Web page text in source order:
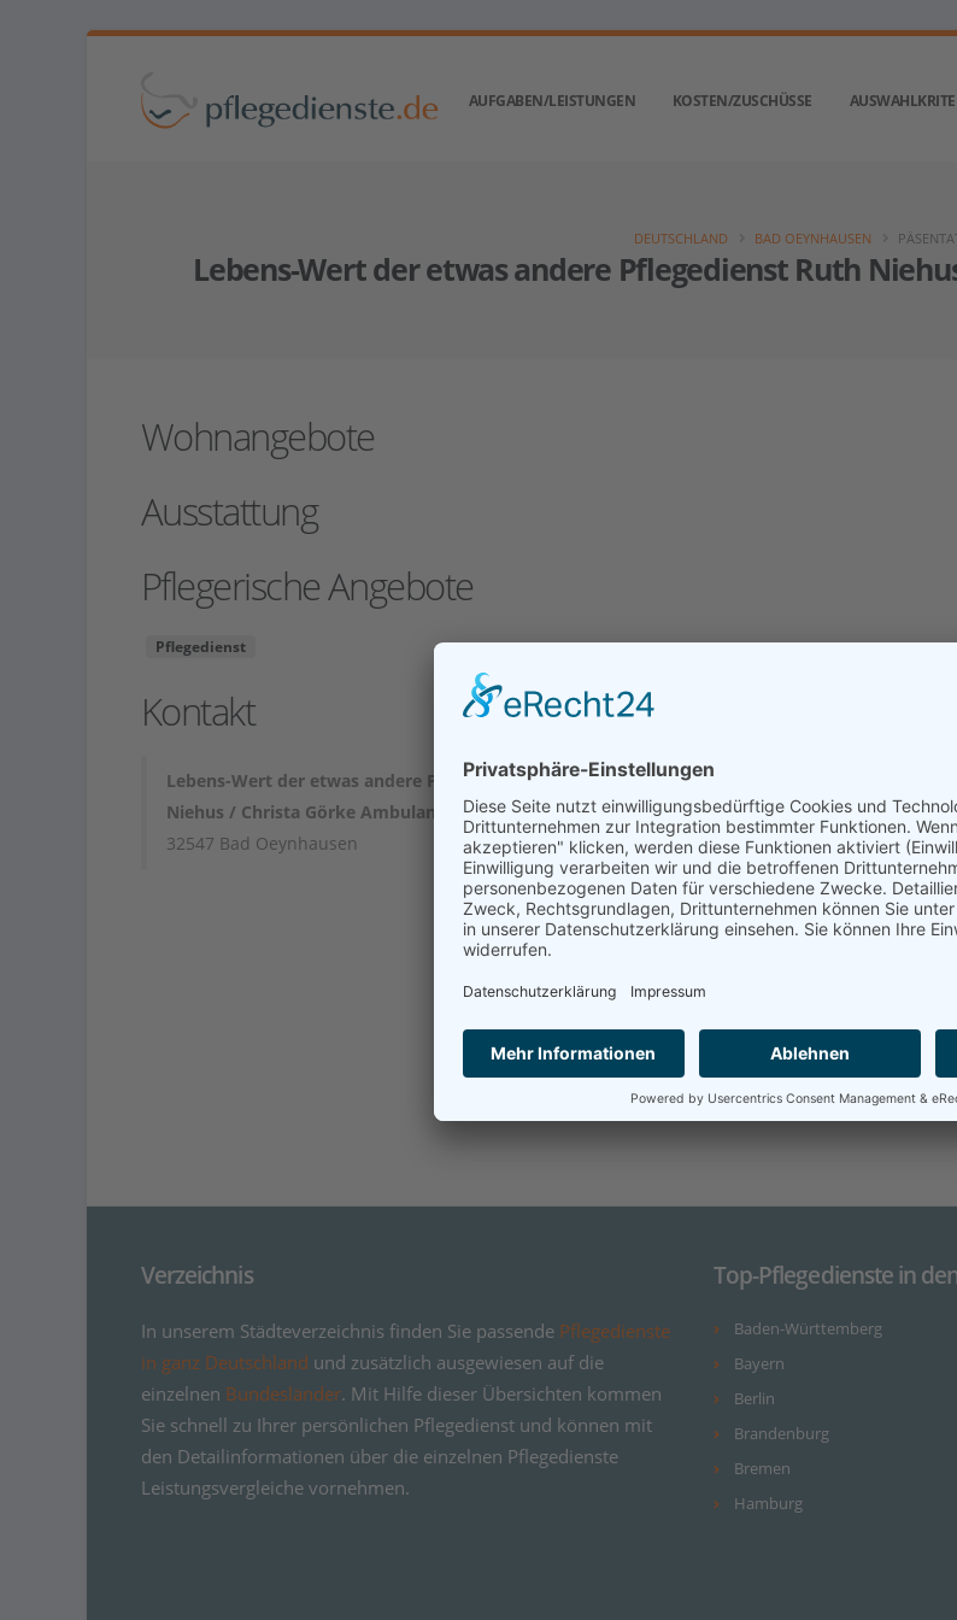
AUFGABEN/LEISTUNGEN KOSTEN/ZUSCHÜSSE
Lebens-Wert der etwas andere Pflegedienst Ruth
DEUTSCHLAND BAD OEYNHAUSEN
Wohnangebote
Ausstattung
Pflegerische Angebote
Pflegedienst
Kontakt
Lebens-Wert der etwas andere Pflegedienst Ruth
Niehus / Christa Görke Ambulante Pflege
32547 Bad Oeynhausen
Leider kann der Pflegedienst über
direkt angefragt werden.
Verzeichnis
In unserem Städteverzeichnis finden Sie passende Pflegedienste
in ganz Deutschland und zusätzlich ausgewiesen auf die
einzelnen Bundesländer. Mit Hilfe dieser Übersichten kommen
Sie schnell zu Ihrer persönlichen Pflegedienst und können mit
den Detailinformationen über die einzelnen Pflegedienste
Leistungsvergleiche vornehmen.
Top-Pflegedienste in
Baden-Württemberg
Bayern
Berlin
Brandenburg
Bremen
Hamburg